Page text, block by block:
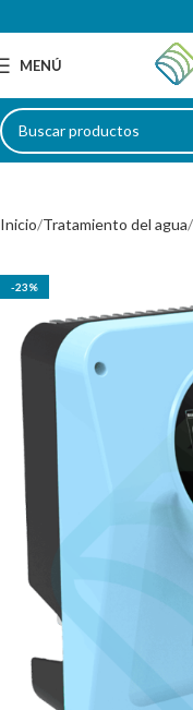
MENÚ
Inicio Tratamiento del agua
-23%